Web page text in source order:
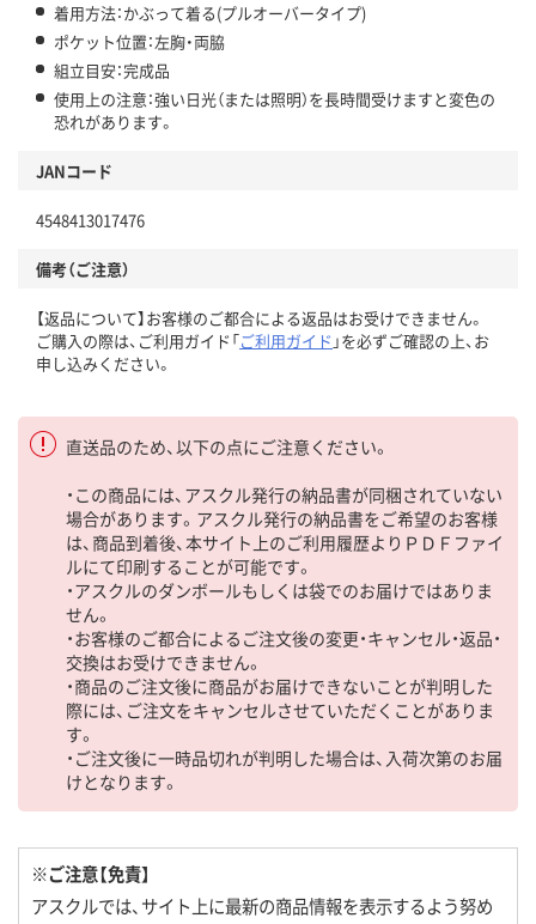
着用方法：かぶって着る(プルオーバータイプ)
ポケット位置：左胸・両脇
組立目安：完成品
使用上の注意：強い日光（または照明）を長時間受けますと変色の
恐れがあります。
JANコード
4548413017476
備考（ご注意）
【返品について】お客様のご都合による返品はお受けできません。
ご購入の際は、ご利用ガイド「ご利用ガイド 」を必ずご確認の上、お
申し込みください。
直送品のため、以下の点にご注意ください。
・この商品には、アスクル発行の納品書が同梱されていない
場合があります。アスクル発行の納品書をご希望のお客様
は、商品到着後、本サイト上のご利用履歴よりＰＤＦファイ
ルにて印刷することが可能です。
・アスクルのダンボールもしくは袋でのお届けではありま
せん。
・お客様のご都合によるご注文後の変更・キャンセル・返品・
交換はお受けできません。
・商品のご注文後に商品がお届けできないことが判明した
際には、ご注文をキャンセルさせていただくことがありま
す。
・ご注文後に一時品切れが判明した場合は、入荷次第のお届
けとなります。
※ご注意【免責】
アスクルでは、サイト上に最新の商品情報を表示するよう努め